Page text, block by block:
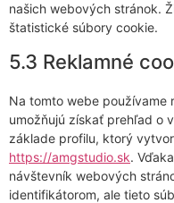
našich webových stránok.
štatistické súbory cookie.
5.3 Reklamné
Na tomto webe používame
umožňujú získať prehľad o
základe profilu, ktorý
https://amgstudio.sk.
návštevník webových
identifikátorom, ale tieto